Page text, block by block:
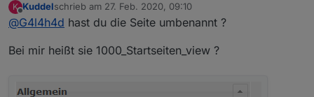
Datenpunkt erstellt
und auch zugewiesen
Widget (Top App Bar)
Danke im Voraus!
K
Offline
Kuddelschrieb am 27. Feb. 2020, 09:10
zuletzt editiert von
@G4l4h4d hast du die Seite umbenannt ?
Bei mir heißt sie 1000_Startseiten_view ?